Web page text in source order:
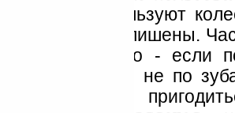
обычно используют
планшеты его лишены.
Windows можно - если
окажутся не по
может